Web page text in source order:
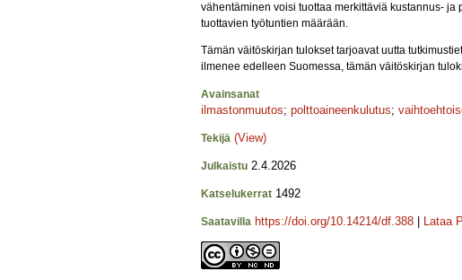
vähentäminen voisi tuottaa merkittäviä kustannus-
tuottavien työtuntien määrään.
Tämän väitöskirjan tulokset tarjoavat uutta
ilmenee edelleen Suomessa, tämän väitöskirjan
Avainsanat
ilmastonmuutos; polttoaineenkulutus;
Tekijä (View)
Julkaistu 2.4.2026
Katselukerrat 1492
Saatavilla https://doi.org/10.14214/df.388 Lataa